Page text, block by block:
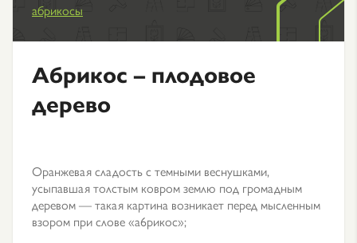
абрикосы
Абрикос – плодовое
дерево
Оранжевая сладость с темными веснушками,
усыпавшая толстым ковром землю под громадным
деревом — такая картина возникает перед мысленным
взором при слове «а6рикос»;